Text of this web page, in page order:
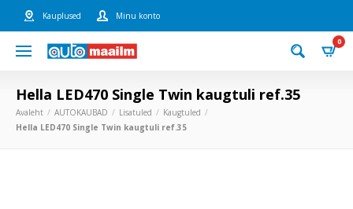
Kauplused Minu konto
0
Hella LED470 Single Twin kaugtuli ref.35
Avaleht AUTOKAUBAD Lisatuled
Kaugtuled
Hella LED470 Single Twin kaugtuli ref.35